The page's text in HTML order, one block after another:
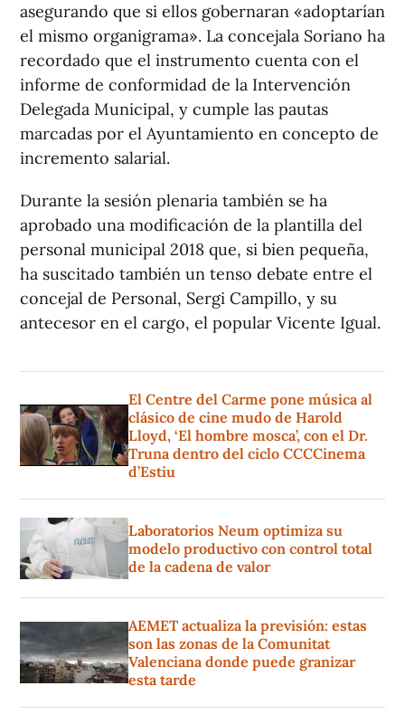
asegurando que si ellos gobernaran «adoptarían
el mismo organigrama». La concejala Soriano ha
recordado que el instrumento cuenta con el
informe de conformidad de la Intervención
Delegada Municipal, y cumple las pautas
marcadas por el Ayuntamiento en concepto de
incremento salarial.
Durante la sesión plenaria también se ha
aprobado una modificación de la plantilla del
personal municipal 2018 que, si bien pequeña,
ha suscitado también un tenso debate entre el
concejal de Personal, Sergi Campillo, y su
antecesor en el cargo, el popular Vicente Igual.
El Centre del Carme pone música al
clásico de cine mudo de Harold
Lloyd, ‘El hombre mosca’, con el Dr.
Truna dentro del ciclo CCCCinema
d’Estiu
Laboratorios Neum optimiza su
modelo productivo con control total
de la cadena de valor
AEMET actualiza la previsión: estas
son las zonas de la Comunitat
Valenciana donde puede granizar
esta tarde